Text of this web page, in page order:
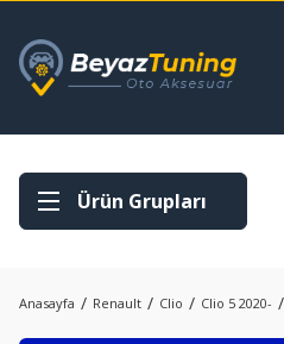
Ürün Grupları
Anasayfa Renault Clio Clio 5 2020-